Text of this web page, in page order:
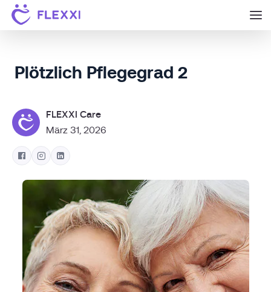
Plötzlich Pflegegrad 2
FLEXXI Care
März 31, 2026